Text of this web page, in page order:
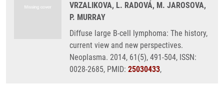
VRZALIKOVA, L. RADOVÁ, M. JAROSOVA,
P. MURRAY
Diffuse large B-cell lymphoma: The history,
current view and new perspectives.
Neoplasma. 2014, 61(5), 491-504, ISSN:
0028-2685, PMID: 25030433,